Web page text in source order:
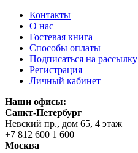
Контакты
О нас
Гостевая книга
Способы оплаты
Подписаться на рассылку
Регистрация
Личный кабинет
Наши офисы:
Санкт-Петербург
Невский пр., дом 65, 4 этаж
+7 812 600 1 600
Москва